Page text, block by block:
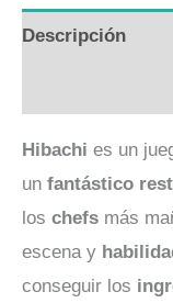
Descripción
Hibachi es un
un fantástico
los chefs más
escena y
conseguir los